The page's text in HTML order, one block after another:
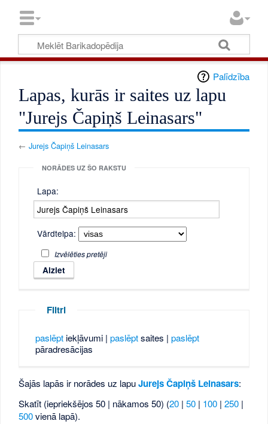
Palīdzība
Lapas, kurās ir saites uz lapu
"Jurejs Čapiņš Leinasars"
←Jurejs Čapiņš Leinasars
NORĀDES UZ ŠO RAKSTU
Lapa:
Vārdtelpa:
Izvēlēties pretēji
Filtri
paslēptiekļāvumi | paslēptsaites | paslēpt
pāradresācijas
Šajās lapās ir norādes uz lapuJurejs Čapiņš Leinasars:
Skatīt (iepriekšējos 50 | nākamos 50) (20 |50 | 100 |250 |
500vienā lapā).